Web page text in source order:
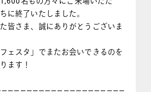
に終了いたしました。
皆さま、誠にありがとうございま
ェスタ」でまたお会いできるのを
ます！